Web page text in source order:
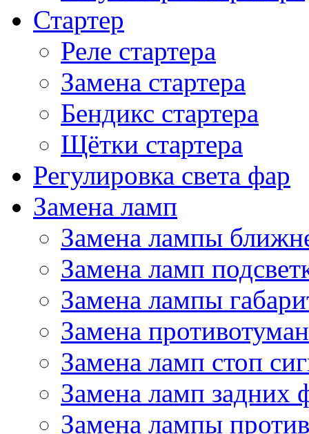
Стартер
Реле стартера
Замена стартера
Бендикс стартера
Щётки стартера
Регулировка света фар
Замена ламп
Замена лампы
Замена ламп
Замена лампы
Замена
Замена ламп стоп
Замена ламп задних
Замена лампы